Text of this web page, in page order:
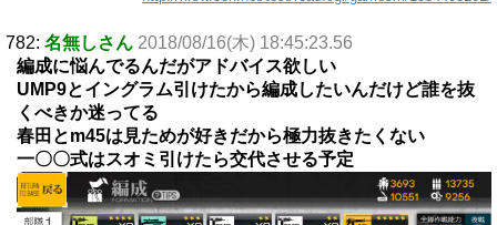
782: 名無しさん 2018/08/16(木) 18:45:23.56
編成に悩んでるんだがアドバイス欲しい
UMP9とイングラム引けたから編成したいんだけど誰を抜
くべきか迷ってる
春田とm45は見ためが好きだから極力抜きたくない
一〇〇式はスオミ引けたら交代させる予定